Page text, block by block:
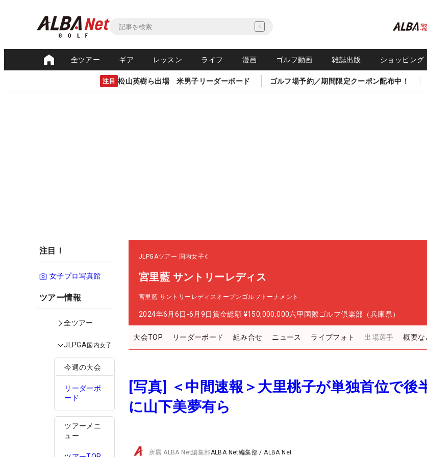
全ツアー ギア レッスン ライフ 漫画 ゴルフ動画 雑誌出版 ショッピング
注目 松山英樹ら出場 米男子リーダーボード ゴルフ場予約／期間限定クーポン配布中！
注目！
女子プロ写真館
ツアー情報
全ツアー
JLPGA国内女子
今週の大会
リーダーボ
ード
ツアーメニ
ュー
JLPGAツアー 国内女子
宮里藍 サントリーレディス
宮里藍 サントリーレディスオープンゴルフトーナメント
2024年6月6日-6月9日賞金総額 ¥150,000,000六甲国際ゴルフ倶楽部（兵庫県）
大会TOP リーダーボード 組み合せ ニュース ライブフォト 出場選手 概要な
[写真] ＜中間速報＞大里桃子が単独首位で
に山下美夢有ら
所属ALBA Net編集部ALBA Net編集部 /ALBA Net